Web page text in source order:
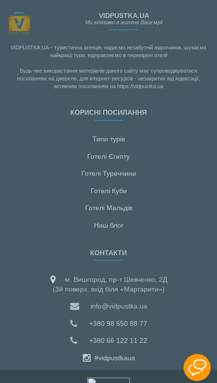
VIDPUSTKA.UA
Ми втілимо в життя Ваші мрії
VIDPUSTKA.UA – туристична агенція, надаємо незабутній відпочинок, шукаємо
найкращі тури, відправляємо в перевірені отелі!
Будь-яке використання матеріалів даного сайту має супроводжуватися
посиланням на джерело, для інтернет-ресурсів - незакритих від індексації,
активним посиланням на https://vidpustka.ua
КОРИСНІ ПОСИЛАННЯ
Типи турів
Готелі Єгипту
Готелі Туреччини
Готелі Куби
Готелі Мальдiв
Наш блог
КОНТАКТИ
м. Вишгород, пр-т Шевченко, 2Д
(3й поверх, вхід біля «Маргарити»)
info@vidpustka.ua
+380 98 550 88 77
+380 66 122 11 22
#vidpustkaua